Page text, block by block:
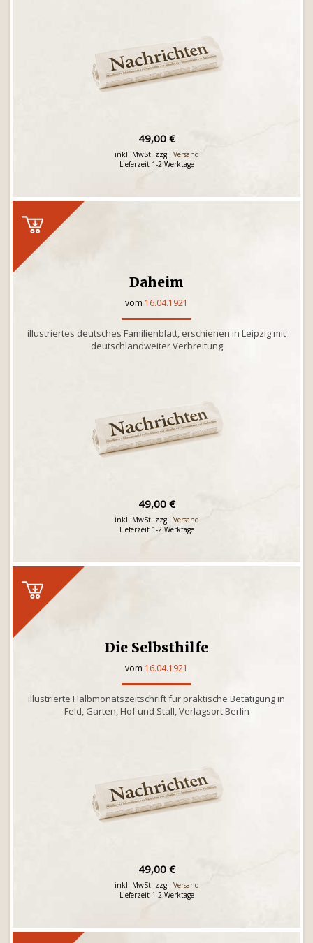
49,00 €
inkl. MwSt. zzgl. Versand
Lieferzeit 1-2 Werktage
Daheim
vom 16.04.1921
illustriertes deutsches Familienblatt, erschienen in Leipzig mit
deutschlandweiter Verbreitung
49,00 €
inkl. MwSt. zzgl. Versand
Lieferzeit 1-2 Werktage
Die Selbsthilfe
vom 16.04.1921
illustrierte Halbmonatszeitschrift für praktische Betätigung in
Feld, Garten, Hof und Stall, Verlagsort Berlin
49,00 €
inkl. MwSt. zzgl. Versand
Lieferzeit 1-2 Werktage